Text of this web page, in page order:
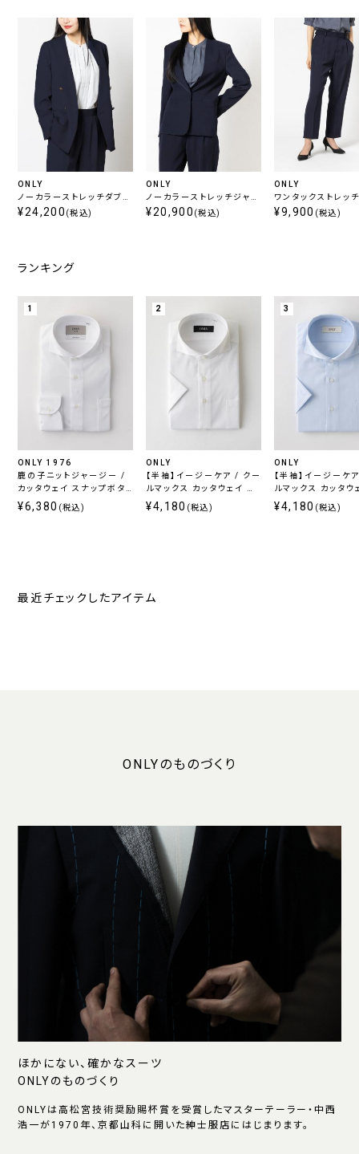
ONLY
ノーカラーストレッチダブル
ジャケット ネイビー無地
¥24,200 (税込)
ONLY
ノーカラーストレッチジャケ
ット ネイビー無地
¥20,900 (税込)
ONLY
ワンタックストレッ
ネイビー無地
¥9,900 (税込)
ランキング
1
ONLY 1976
鹿の子ニットジャージー /
カッタウェイ スナップボタ
ン ホワイト 無地 定番
¥6,380 (税込)
2
ONLY
【半袖】イージーケア / クー
ルマックス カッタウェイ ス
ナップボタン付き
¥4,180 (税込)
3
ONLY
【半袖】イージーケ
ルマックス カッタウ
ナップボタン付き
¥4,180 (税込)
最近チェックしたアイテム
ONLYのものづくり
ほかにない、確かなスーツ
ONLYのものづくり
ONLYは高松宮技術奨励賜杯賞を受賞したマスターテーラー・中西
浩一が1970年、京都山科に開いた紳士服店にはじまります。